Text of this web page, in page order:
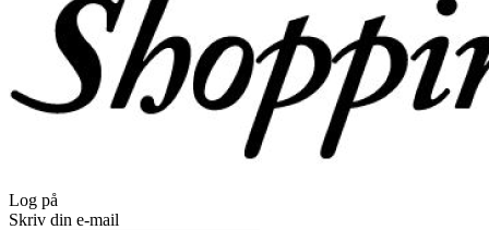
Log på
Skriv din e-mail